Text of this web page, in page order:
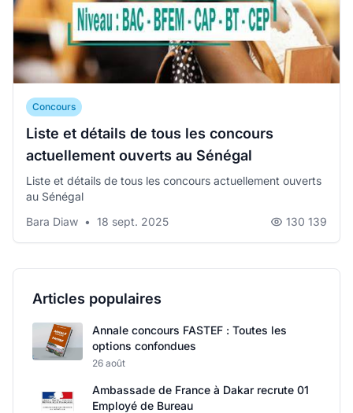
Concours
Liste et détails de tous les concours
actuellement ouverts au Sénégal
Liste et détails de tous les concours actuellement ouverts
au Sénégal
Bara Diaw • 18 sept. 2025 130 139
Articles populaires
Annale concours FASTEF : Toutes les
options confondues
26 août
Ambassade de France à Dakar recrute 01
Employé de Bureau